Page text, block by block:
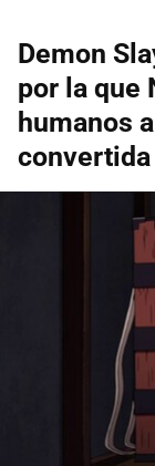
Demon
por la que
humanos